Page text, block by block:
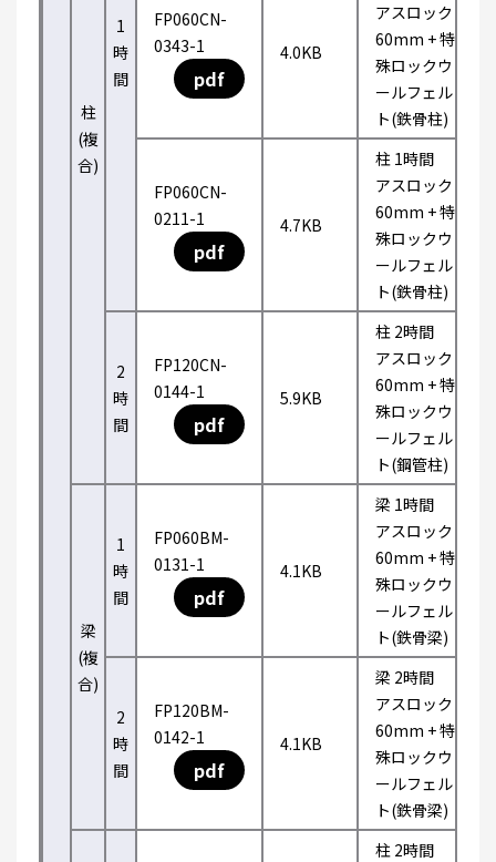
柱
(複
合)
1
時
間
FP060CN-
0343-1
pdf
4.0KB
アスロック
60mm + 特
殊ロックウ
ールフェル
ト(鉄骨柱)
FP060CN-
0211-1
pdf
4.7KB
柱 1時間
アスロック
60mm + 特
殊ロックウ
ールフェル
ト(鉄骨柱)
2
時
間
FP120CN-
0144-1
pdf
5.9KB
柱 2時間
アスロック
60mm + 特
殊ロックウ
ールフェル
ト(鋼管柱)
梁
(複
合)
1
時
間
FP060BM-
0131-1
pdf
4.1KB
梁 1時間
アスロック
60mm + 特
殊ロックウ
ールフェル
ト(鉄骨梁)
2
時
間
FP120BM-
0142-1
pdf
4.1KB
梁 2時間
アスロック
60mm + 特
殊ロックウ
ールフェル
ト(鉄骨梁)
柱 2時間